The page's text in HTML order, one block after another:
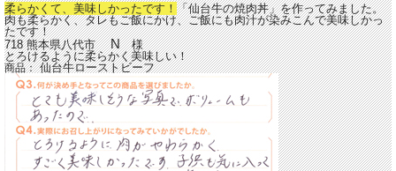
柔らかくて、美味しかったです！ 「仙台牛の焼肉丼」を作ってみました。
肉も柔らかく、タレもご飯にかけ、ご飯にも肉汁が染みこんで美味しかっ
たです！
718 熊本県八代市N様
とろけるように柔らかく美味しい！
商品：仙台牛ローストビーフ